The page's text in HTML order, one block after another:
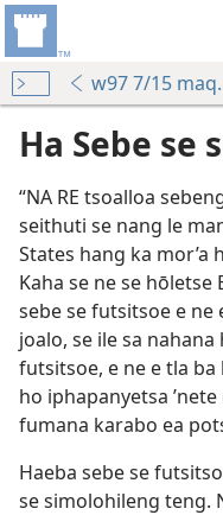
w97 7/15
Ha Sebe se
“NA RE tsoalloa
seithuti se nang le
States hang ka mor’a
Kaha se ne se
sebe se futsitsoe e ne
joalo, se ile sa
futsitsoe, e ne e tla
ho iphapanyetsa
fumana karabo ea
Haeba sebe se
se simolohileng teng.